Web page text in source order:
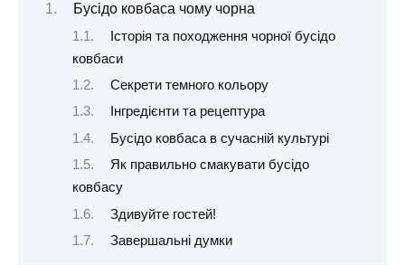
Бусідо ковбаса чому чорна
Історія та походження чорної бусідо
ковбаси
Секрети темного кольору
Інгредієнти та рецептура
Бусідо ковбаса в сучасній культурі
Як правильно смакувати бусідо
ковбасу
Здивуйте гостей!
Завершальні думки